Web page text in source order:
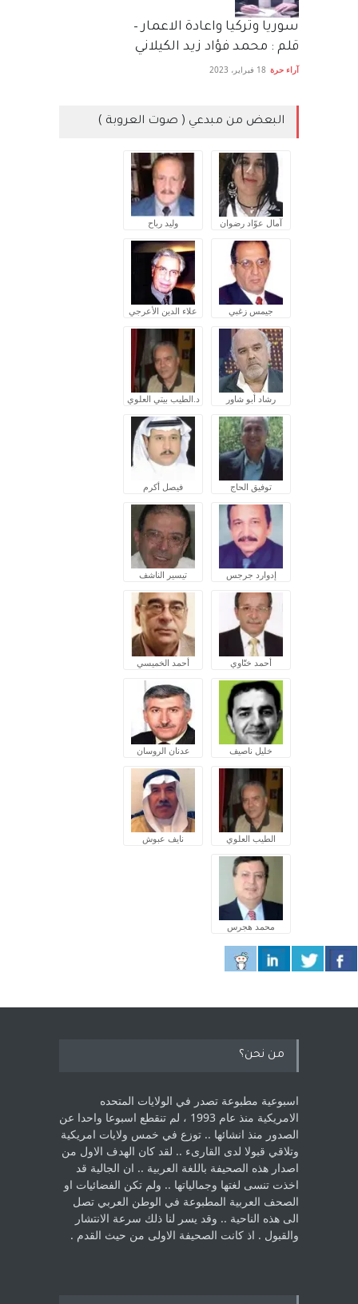
سوريا وتركيا واعادة الاعمار –
قلم : محمد فؤاد زيد الكيلاني
آراء حرة 18 فبراير، 2023
البعض من مبدعي ( صوت العروبة )
آمال عوّاد رضوان وليد رباح
جيمس زغبي علاء الدين الأعرجي
رشاد أبو شاور د.الطيب بيتي العلوي
توفيق الحاج فيصل أكرم
إدوارد جرجس تيسير الناشف
أحمد ختّاوي أحمد الخميسي
خليل ناصيف عدنان الروسان
الطيب العلوي نايف عبوش
محمد هجرس
من نحن؟
اسبوعية مطبوعة تصدر في الولايات المتحده
الامريكية منذ عام 1993 ، لم ‏تنقطع اسبوعا واحدا عن
الصدور منذ انشائها .. توزع في خمس ولايات امريكية
‏وتلاقي قبولا لدى القارىء ..‏ لقد كان الهدف الاول من
اصدار هذه الصحيفة باللغة العربية .. ان الجالية قد
اخذت ‏تنسى لغتها وجمالياتها .. ولم تكن الفضائيات او
الصحف العربية المطبوعة في الوطن ‏العربي تصل
الى هذه الناحية .. وقد يسر لنا ذلك سرعة الانتشار
والقبول . اذ كانت ‏الصحيفة الاولى من حيث القدم . ‏